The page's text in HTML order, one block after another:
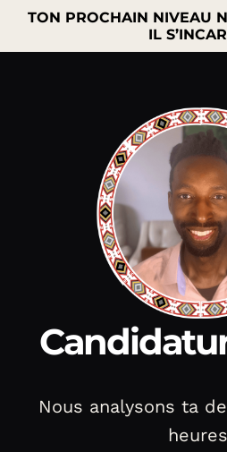
TON PROCHAIN NIVEAU
IL
Nous analysons ta